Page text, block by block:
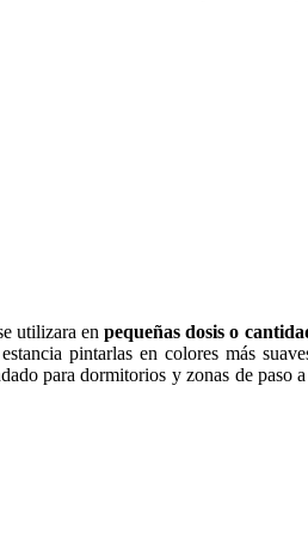
utilizara enpequeñas dosis o
pintarlas en colores más
para dormitorios y zonas de paso